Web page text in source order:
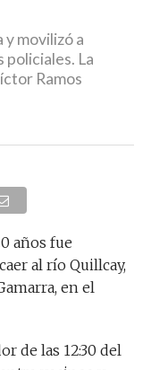
movilizó a
La
Ramos
años fue
al río Quillcay,
en el
de las 12:30 del